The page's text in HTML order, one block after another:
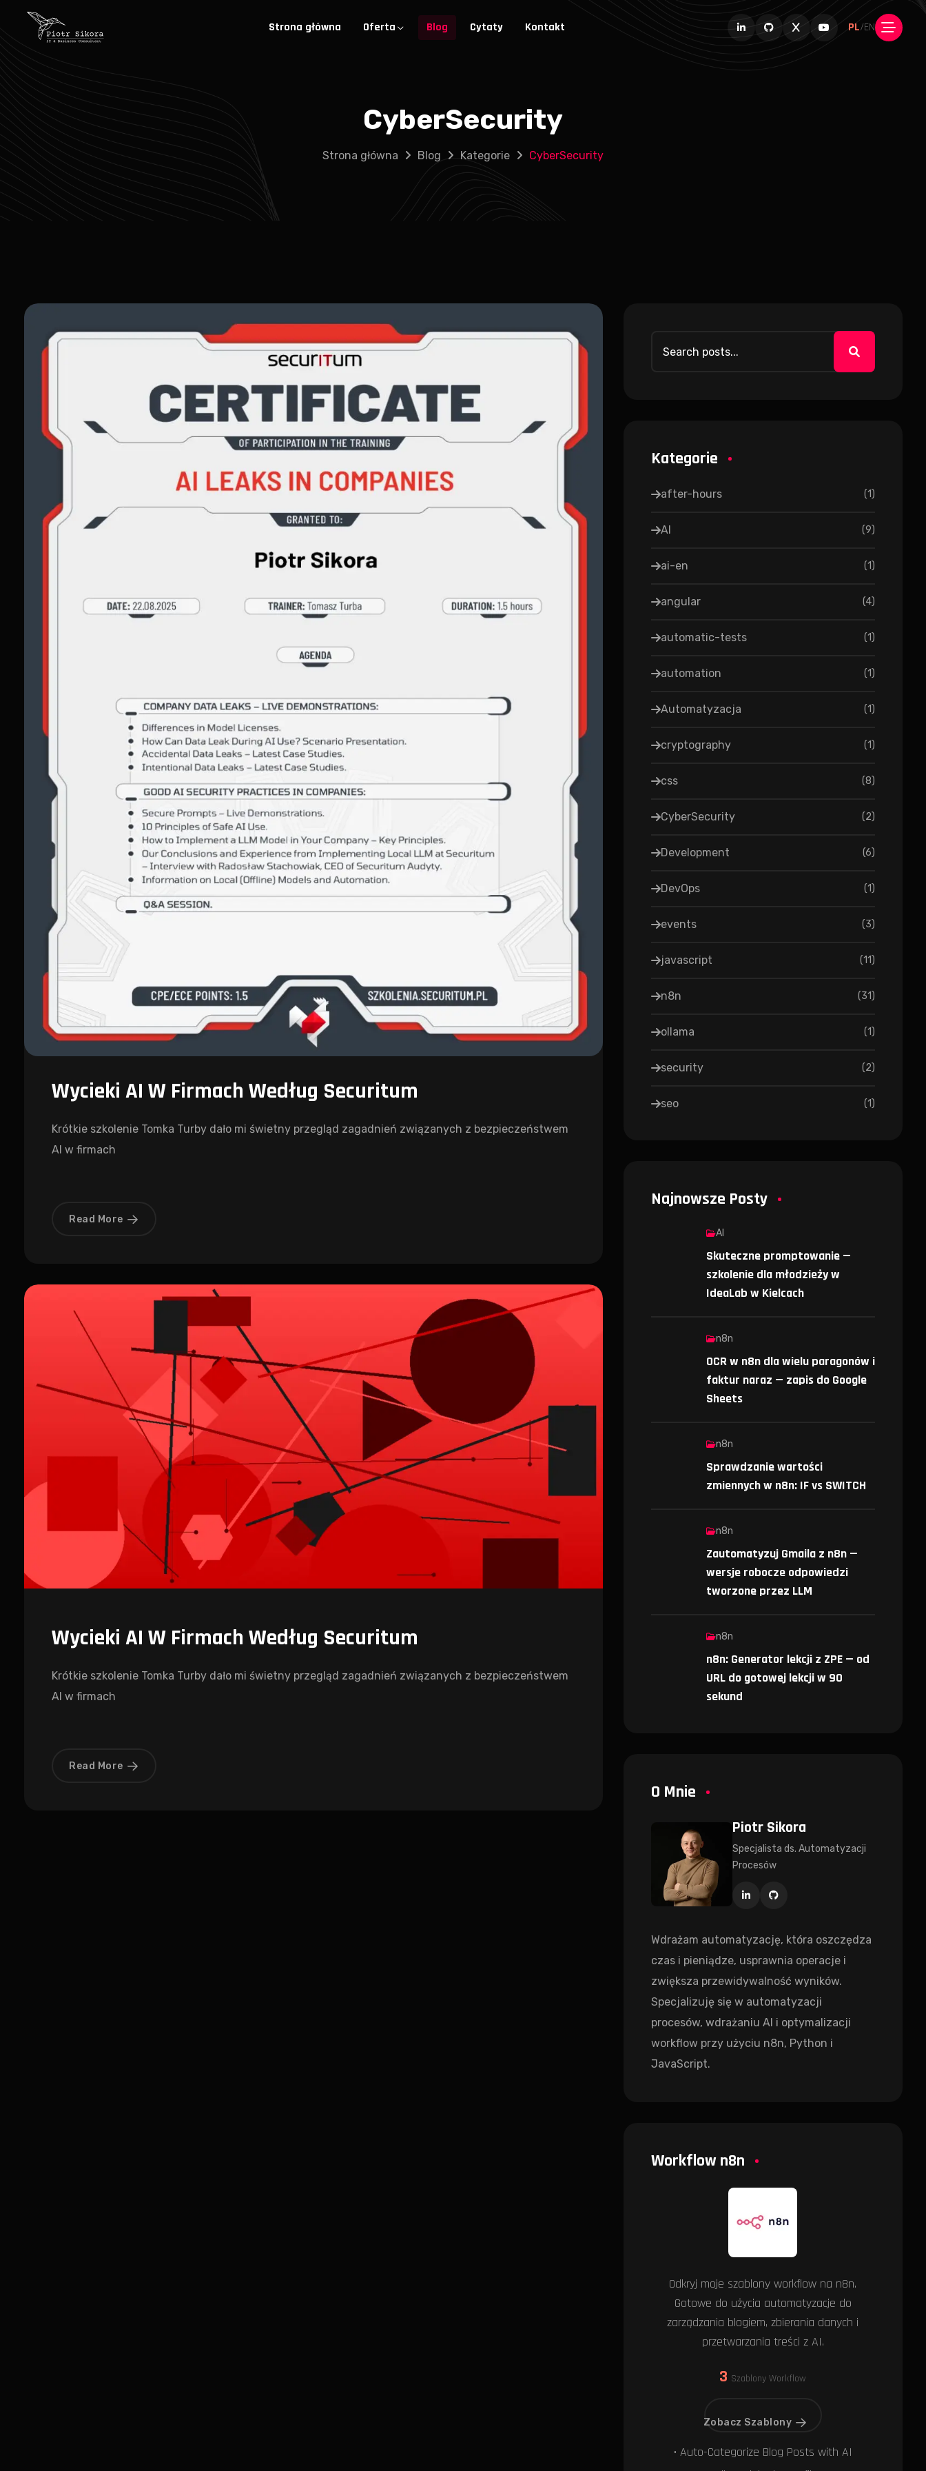
Strona główna Oferta Blog Cytaty Kontakt PL/EN
CyberSecurity
Strona główna Blog Kategorie CyberSecurity
Wycieki AI W Firmach Według Securitum
Krótkie szkolenie Tomka Turby dało mi świetny przegląd zagadnień związanych z bezpieczeństwem
AI w firmach
Read More
Wycieki AI W Firmach Według Securitum
Krótkie szkolenie Tomka Turby dało mi świetny przegląd zagadnień związanych z bezpieczeństwem
AI w firmach
Read More
Kategorie
after-hours (1)
AI (9)
ai-en (1)
angular (4)
automatic-tests (1)
automation (1)
Automatyzacja (1)
cryptography (1)
css (8)
CyberSecurity (2)
Development (6)
DevOps (1)
events (3)
javascript (11)
n8n (31)
ollama (1)
security (2)
seo (1)
Najnowsze Posty
AI
Skuteczne promptowanie —
szkolenie dla młodzieży w
IdeaLab w Kielcach
n8n
OCR w n8n dla wielu paragonów i
faktur naraz — zapis do Google
Sheets
n8n
Sprawdzanie wartości
zmiennych w n8n: IF vs SWITCH
n8n
Zautomatyzuj Gmaila z n8n —
wersje robocze odpowiedzi
tworzone przez LLM
n8n
n8n: Generator lekcji z ZPE — od
URL do gotowej lekcji w 90
sekund
O Mnie
Piotr Sikora
Specjalista ds. Automatyzacji
Procesów
Wdrażam automatyzację, która oszczędza
czas i pieniądze, usprawnia operacje i
zwiększa przewidywalność wyników.
Specjalizuję się w automatyzacji
procesów, wdrażaniu AI i optymalizacji
workflow przy użyciu n8n, Python i
JavaScript.
Workflow n8n
Odkryj moje szablony workflow na n8n.
Gotowe do użycia automatyzacje do
zarządzania blogiem, zbierania danych i
przetwarzania treści z AI.
3 Szablony Workflow
Zobacz Szablony
• Auto-Categorize Blog Posts with AI